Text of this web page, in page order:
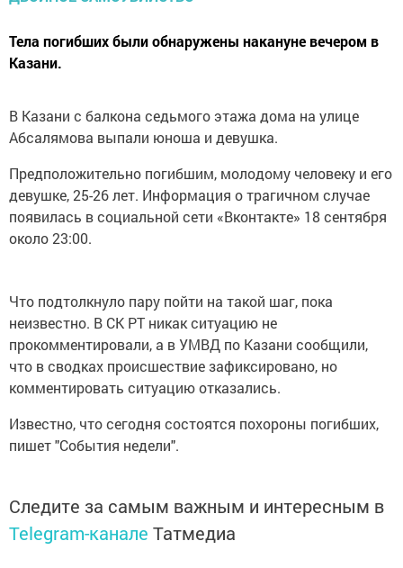
Тела погибших были обнаружены накануне вечером в
Казани.
В Казани с балкона седьмого этажа дома на улице
Абсалямова выпали юноша и девушка.
Предположительно погибшим, молодому человеку и его
девушке, 25-26 лет. Информация о трагичном случае
появилась в социальной сети «Вконтакте» 18 сентября
около 23:00.
Что подтолкнуло пару пойти на такой шаг, пока
неизвестно. В СК РТ никак ситуацию не
прокомментировали, а в УМВД по Казани сообщили,
что в сводках происшествие зафиксировано, но
комментировать ситуацию отказались.
Известно, что сегодня состоятся похороны погибших,
пишет "События недели".
Следите за самым важным и интересным в
Telegram-канале Татмедиа